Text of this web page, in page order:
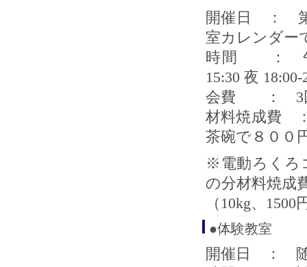
開催日 ： 第
室カレンダー
時間 ： 午
15:30 夜 18:00-
会費 ： 3回
材料焼成費
茶碗で８００
※電動ろくろ
の分材料焼成
（10kg、1500
●体験教室
開催日 ： 随